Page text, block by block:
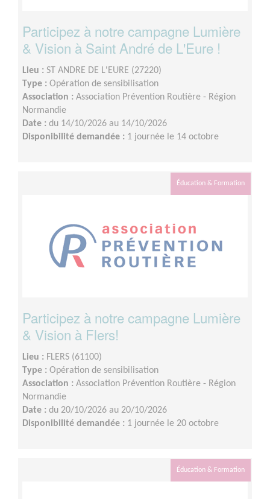
Participez à notre campagne Lumière
& Vision à Saint André de L'Eure !
Lieu : ST ANDRE DE L'EURE (27220)
Type : Opération de sensibilisation
Association : Association Prévention Routière - Région
Normandie
Date : du 14/10/2026 au 14/10/2026
Disponibilité demandée : 1 journée le 14 octobre
Éducation & Formation
Participez à notre campagne Lumière
& Vision à Flers!
Lieu : FLERS (61100)
Type : Opération de sensibilisation
Association : Association Prévention Routière - Région
Normandie
Date : du 20/10/2026 au 20/10/2026
Disponibilité demandée : 1 journée le 20 octobre
Éducation & Formation